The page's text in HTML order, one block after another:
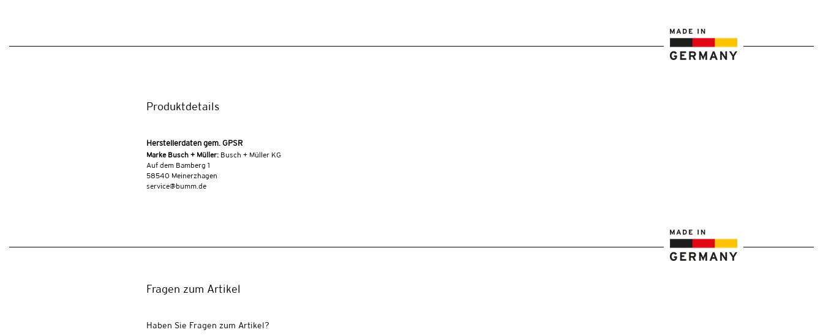
Produktdetails
Herstellerdaten gem. GPSR
Marke Busch + Müller: Busch + Müller KG
Auf dem Bamberg 1
58540 Meinerzhagen
service@bumm.de
Fragen zum Artikel
Haben Sie Fragen zum Artikel?